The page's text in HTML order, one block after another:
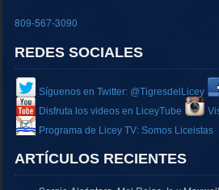
809-567-3090
REDES SOCIALES
Síguenos en Twitter: @TigresdelLicey
Disfruta los videos en LiceyTube
Programa de Licey TV: Somos Liceistas
ARTÍCULOS RECIENTES